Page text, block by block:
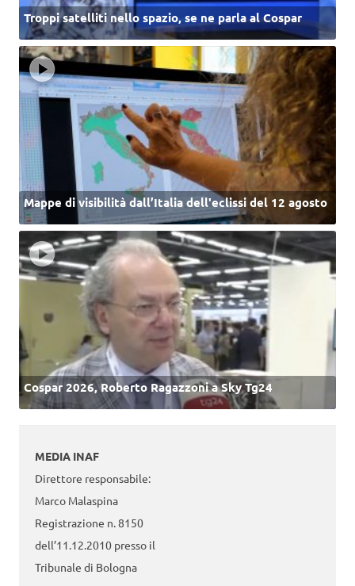
Troppi satelliti nello spazio, se ne parla al Cospar
Mappe di visibilità dall’Italia dell'eclissi del 12 agosto
Cospar 2026, Roberto Ragazzoni a Sky Tg24
MEDIA INAF
Direttore responsabile:
Marco Malaspina
Registrazione n. 8150
dell’11.12.2010 presso il
Tribunale di Bologna